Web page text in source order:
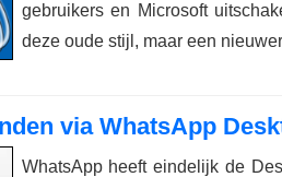
gebruikers en Microsoft
deze oude stijl, maar een
via WhatsApp
WhatsApp heeft eindelijk de